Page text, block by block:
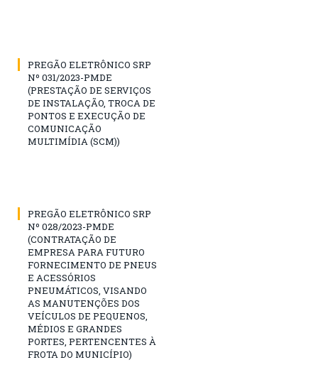
PREGÃO ELETRÔNICO SRP
Nº 031/2023-PMDE
(PRESTAÇÃO DE SERVIÇOS
DE INSTALAÇÃO, TROCA DE
PONTOS E EXECUÇÃO DE
COMUNICAÇÃO
MULTIMÍDIA (SCM))
PREGÃO ELETRÔNICO SRP
Nº 028/2023-PMDE
(CONTRATAÇÃO DE
EMPRESA PARA FUTURO
FORNECIMENTO DE PNEUS
E ACESSÓRIOS
PNEUMÁTICOS, VISANDO
AS MANUTENÇÕES DOS
VEÍCULOS DE PEQUENOS,
MÉDIOS E GRANDES
PORTES, PERTENCENTES À
FROTA DO MUNICÍPIO)